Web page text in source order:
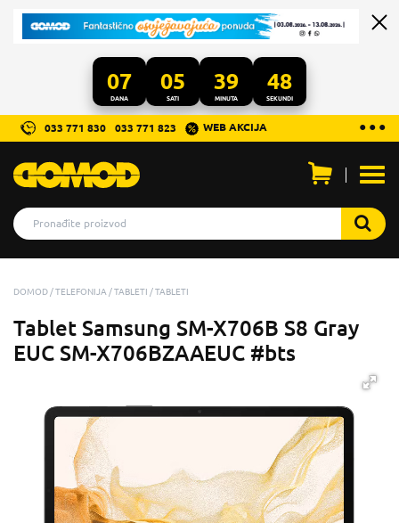
07
DANA
05
SATI
39
MINUTA
47
SEKUNDI
...
● ● ●
033 771 830 033 771 823 WEB AKCIJA
DOMOD TELEFONIJA TABLETI TABLETI
Tablet Samsung SM-X706B S8 Gray
EUC SM-X706BZAAEUC #bts